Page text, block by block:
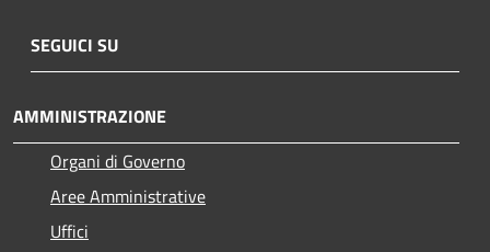
SEGUICI SU
AMMINISTRAZIONE
Organi di Governo
Aree Amministrative
Uffici